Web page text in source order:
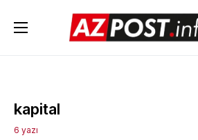
kapital
6 yazı